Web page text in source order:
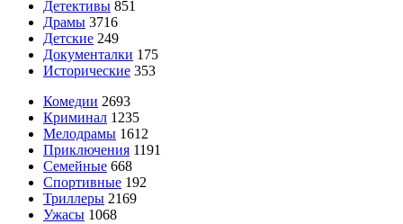
Детективы 851
Драмы 3716
Детские 249
Документалки 175
Исторические 353
Комедии 2693
Криминал 1235
Мелодрамы 1612
Приключения 1191
Семейные 668
Спортивные 192
Триллеры 2169
Ужасы 1068